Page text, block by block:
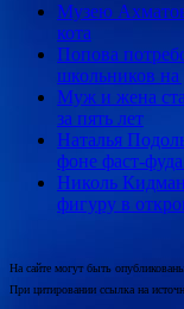
Музею
кота
Попова
школьников на
Муж и жена
за пять лет
Наталья
фоне фаст-
Николь
фигуру в
На сайте могут быть
При цитировании ссылка на